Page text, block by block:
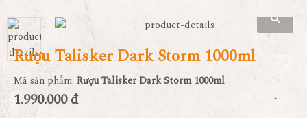
Rượu Talisker Dark Storm 1000ml
Mã sản phẩm: Rượu Talisker Dark Storm 1000ml
1.990.000 đ